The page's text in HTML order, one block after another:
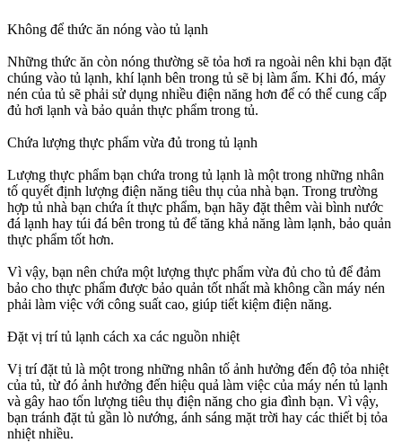
Không để thức ăn nóng vào tủ lạnh
Những thức ăn còn nóng thường sẽ tỏa hơi ra ngoài nên khi bạn đặt
chúng vào tủ lạnh, khí lạnh bên trong tủ sẽ bị làm ấm. Khi đó, máy
nén của tủ sẽ phải sử dụng nhiều điện năng hơn để có thể cung cấp
đủ hơi lạnh và bảo quản thực phẩm trong tủ.
Chứa lượng thực phẩm vừa đủ trong tủ lạnh
Lượng thực phẩm bạn chứa trong tủ lạnh là một trong những nhân
tố quyết định lượng điện năng tiêu thụ của nhà bạn. Trong trường
hợp tủ nhà bạn chứa ít thực phẩm, bạn hãy đặt thêm vài bình nước
đá lạnh hay túi đá bên trong tủ để tăng khả năng làm lạnh, bảo quản
thực phẩm tốt hơn.
Vì vậy, bạn nên chứa một lượng thực phẩm vừa đủ cho tủ để đảm
bảo cho thực phẩm được bảo quản tốt nhất mà không cần máy nén
phải làm việc với công suất cao, giúp tiết kiệm điện năng.
Đặt vị trí tủ lạnh cách xa các nguồn nhiệt
Vị trí đặt tủ là một trong những nhân tố ảnh hưởng đến độ tỏa nhiệt
của tủ, từ đó ảnh hưởng đến hiệu quả làm việc của máy nén tủ lạnh
và gây hao tốn lượng tiêu thụ điện năng cho gia đình bạn. Vì vậy,
bạn tránh đặt tủ gần lò nướng, ánh sáng mặt trời hay các thiết bị tỏa
nhiệt nhiều.